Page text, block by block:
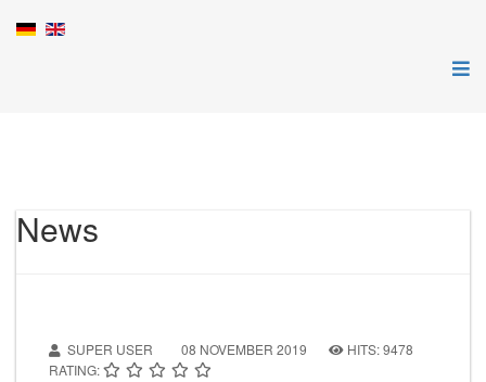
News
SUPER USER 08 NOVEMBER 2019
HITS: 9478
RATING: